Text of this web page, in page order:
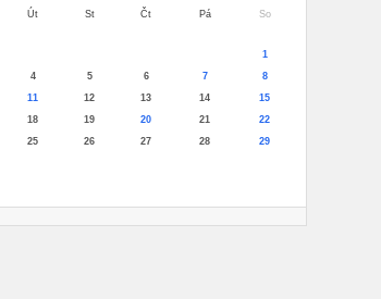
Út St Čt Pá So
1
4 5 6 7
8
11 12 13 14
15
18 19 20 21
22
25 26 27 28
29